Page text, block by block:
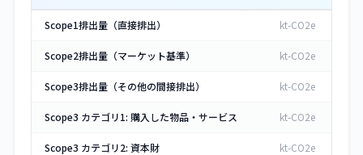
Scope1排出量（直接排出） kt-CO2e
Scope2排出量（マーケット基準） kt-CO2e
Scope3排出量（その他の間接排出） kt-CO2e
Scope3 カテゴリ1: 購入した物品・サービス kt-CO2e
Scope3 カテゴリ2: 資本財 kt-CO2e